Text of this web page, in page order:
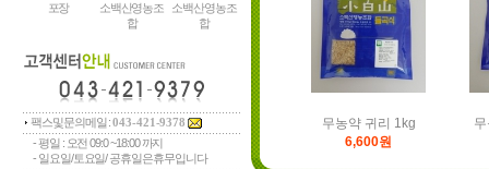
포장
소백산영농조
합
소백산영농조
합
팩스및문의메일 :043-421-9378
- 평일 : 오전 09:0 ~18:00 까지
- 일요일/토요일/ 공휴일은휴무입니다
무농약 귀리 1kg
6,600원